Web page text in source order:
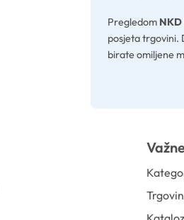
Pregledom
posjeta trgovini.
birate omiljene